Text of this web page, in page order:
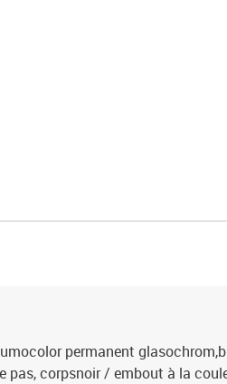
permanent
pas, corpsnoir / embout à la